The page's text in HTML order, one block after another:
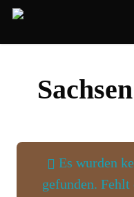
Skip
Es wurden
gefunden. Fehlt